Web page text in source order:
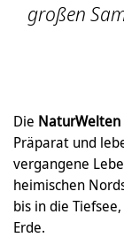
großen
Die NaturWelten
Präparat und
vergangene
heimischen
bis in die
Erde.